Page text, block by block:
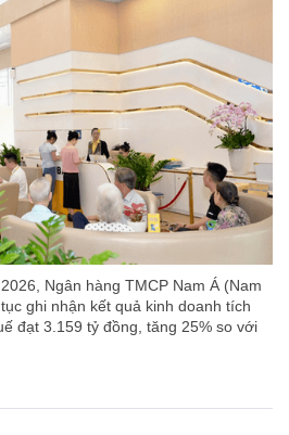
Ngân hàng TMCP Nam Á (Nam
ghi nhận kết quả kinh doanh tích
đạt 3.159 tỷ đồng, tăng 25% so với